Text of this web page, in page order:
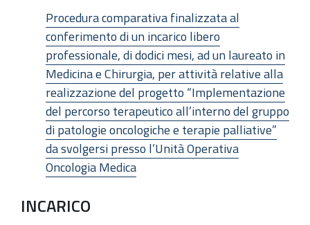
Procedura comparativa finalizzata al
conferimento di un incarico libero
professionale, di dodici mesi, ad un laureato in
Medicina e Chirurgia, per attività relative alla
realizzazione del progetto “Implementazione
del percorso terapeutico all’interno del gruppo
di patologie oncologiche e terapie palliative”
da svolgersi presso l’Unità Operativa
Oncologia Medica
INCARICO